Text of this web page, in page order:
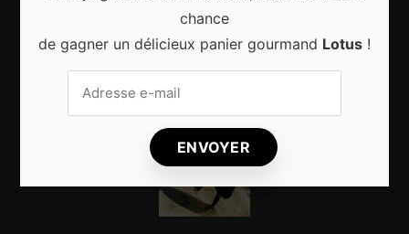
8 choses qui vous arrivent en prenant l’avion
chance
de gagner un délicieux panier gourmand Lotus !